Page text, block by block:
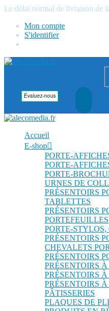
Le délai normal de livraison de
Mon compte
S'identifier
Accueil
E-shop
PORTE-
PORTE-
PORTE-
URNES DE
PRÉSENTOIRS
TABLETTES
PRÉSENTOIRS
PORTEFEUILLES
PORTE-
PRÉSENTOIRS
CHEVALETS
PRÉSENTOIRS
PRÉSENTOIRS
PRÉSENTOIRS
PRÉSENTOIRS
PÂTISSERIES
PLAQUES DE